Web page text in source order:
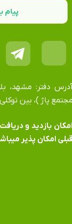
پاژ )، بین توکلی ۱۲ و ۱۴، پلاک ۳، واحد ۲
بازدید و
امکان پذیر
پیام